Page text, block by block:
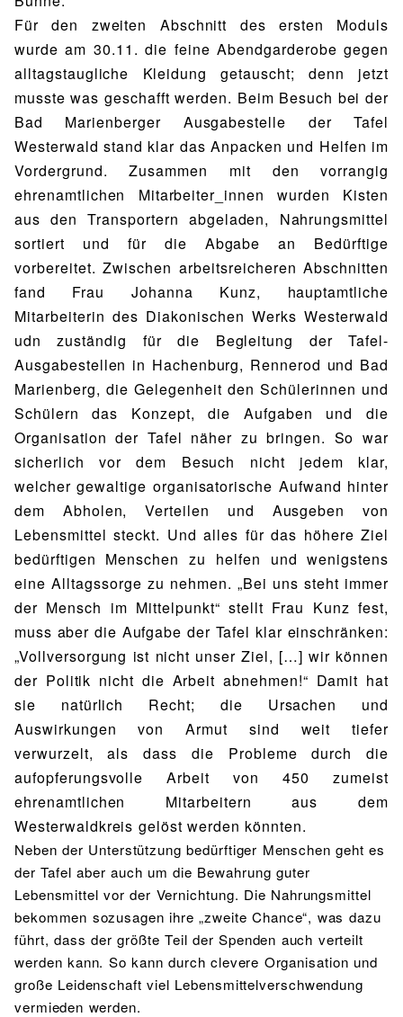
Für den zweiten Abschnitt des ersten Moduls
wurde am 30.11. die feine Abendgarderobe gegen
alltagstaugliche Kleidung getauscht; denn jetzt
musste was geschafft werden. Beim Besuch bei der
Bad Marienberger Ausgabestelle der Tafel
Westerwald stand klar das Anpacken und Helfen im
Vordergrund. Zusammen mit den vorrangig
ehrenamtlichen Mitarbeiter_innen wurden Kisten
aus den Transportern abgeladen, Nahrungsmittel
sortiert und für die Abgabe an Bedürftige
vorbereitet. Zwischen arbeitsreicheren Abschnitten
fand Frau Johanna Kunz, hauptamtliche
Mitarbeiterin des Diakonischen Werks Westerwald
udn zuständig für die Begleitung der Tafel-
Ausgabestellen in Hachenburg, Rennerod und Bad
Marienberg, die Gelegenheit den Schülerinnen und
Schülern das Konzept, die Aufgaben und die
Organisation der Tafel näher zu bringen. So war
sicherlich vor dem Besuch nicht jedem klar,
welcher gewaltige organisatorische Aufwand hinter
dem Abholen, Verteilen und Ausgeben von
Lebensmittel steckt. Und alles für das höhere Ziel
bedürftigen Menschen zu helfen und wenigstens
eine Alltagssorge zu nehmen. „Bei uns steht immer
der Mensch im Mittelpunkt“ stellt Frau Kunz fest,
muss aber die Aufgabe der Tafel klar einschränken:
„Vollversorgung ist nicht unser Ziel, […] wir können
der Politik nicht die Arbeit abnehmen!“ Damit hat
sie natürlich Recht; die Ursachen und
Auswirkungen von Armut sind weit tiefer
verwurzelt, als dass die Probleme durch die
aufopferungsvolle Arbeit von 450 zumeist
ehrenamtlichen Mitarbeitern aus dem
Westerwaldkreis gelöst werden könnten.
Neben der Unterstützung bedürftiger Menschen geht es
der Tafel aber auch um die Bewahrung guter
Lebensmittel vor der Vernichtung. Die Nahrungsmittel
bekommen sozusagen ihre „zweite Chance“, was dazu
führt, dass der größte Teil der Spenden auch verteilt
werden kann. So kann durch clevere Organisation und
große Leidenschaft viel Lebensmittelverschwendung
vermieden werden.